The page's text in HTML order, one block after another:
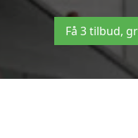
Få 3 tilbud,